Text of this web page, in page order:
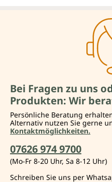
Bei Fragen zu uns
Produkten: Wir
Persönliche Beratung
Alternativ nutzen Sie gerne
Kontaktmöglichkeiten.
07626 974 9700
(Mo-Fr 8-20 Uhr, Sa 8-12 Uhr)
Schreiben Sie uns per